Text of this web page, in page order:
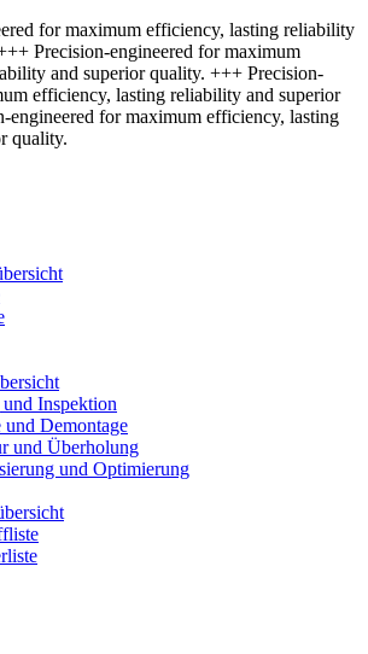
for maximum efficiency, lasting reliability
Precision-engineered for maximum
and superior quality. +++ Precision-
efficiency, lasting reliability and superior
engineered for maximum efficiency, lasting
quality.
Inspektion
und Demontage
und Überholung
und Optimierung